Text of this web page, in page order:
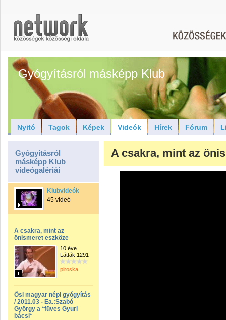
Gyógyításról másképp Klub
Nyitó Tagok Képek Videók Hírek Fórum
Gyógyításról
másképp Klub
videógalériái
Klubvideók
45 videó
A csakra, mint az
önismeret eszköze
10 éve
Látták:1291
piroska
Ősi magyar népi gyógyítás
/ 2011.03 - Ea.:Szabó
György a *füves Gyuri
bácsi*
A csakra, mint az